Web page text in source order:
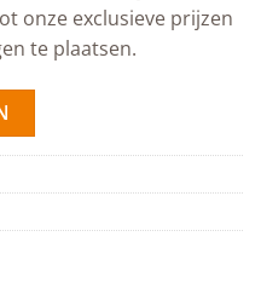
onze exclusieve prijzen
te plaatsen.